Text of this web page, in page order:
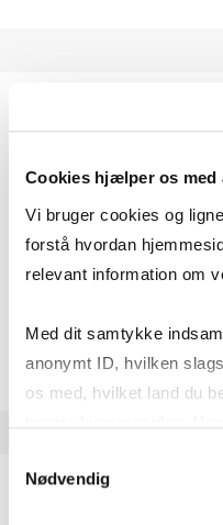
Cookies hjælper os med
Vi bruger cookies og
forstå hvordan
relevant information om
Med dit samtykke
anonymt ID, hvilken
os med, hvilket land du
markedsføring. Du
Nødvendig
HD2 Supply Chain
15 ECTS
Type: Mandatory
About the course